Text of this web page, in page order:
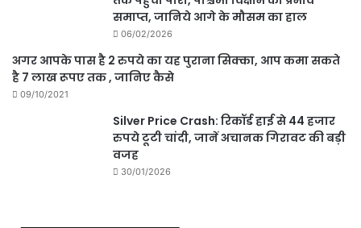
समाप्त, जानिये आगे के मौसम का हाल
06/02/2026
अगर आपके पास है 2 रुपये का यह पुराना सिक्का, आप कमा सकते
है 7 लाख रूपए तक , जानिए कैसे
09/10/2021
Silver Price Crash: रिकॉर्ड हाई से 44 हजार
रुपये टूटी चांदी, जानें अचानक गिरावट की बड़ी
वजह
30/01/2026